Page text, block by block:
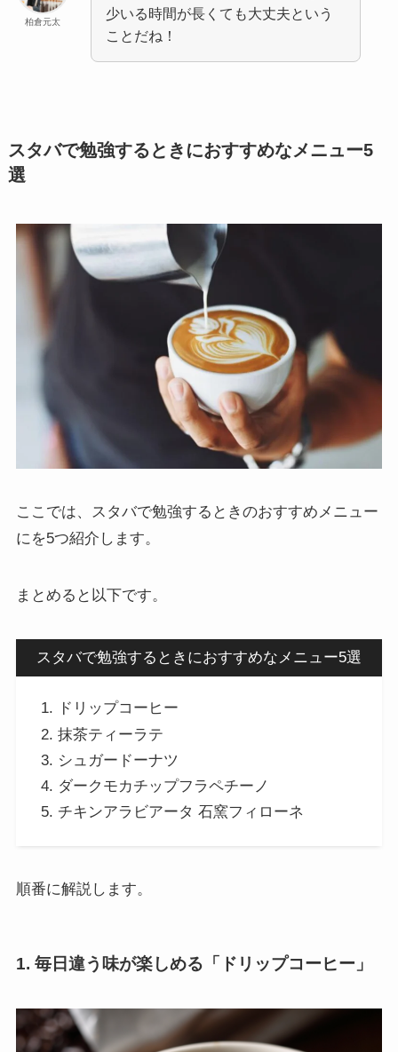
柏倉元太
少いる時間が長くても大丈夫という
ことだね！
スタバで勉強するときにおすすめなメニュー5
選
ここでは、スタバで勉強するときのおすすめメニュー
にを5つ紹介します。
まとめると以下です。
スタバで勉強するときにおすすめなメニュー5選
ドリップコーヒー
抹茶ティーラテ
シュガードーナツ
ダークモカチップフラペチーノ
チキンアラビアータ 石窯フィローネ
順番に解説します。
1. 毎日違う味が楽しめる「ドリップコーヒー」